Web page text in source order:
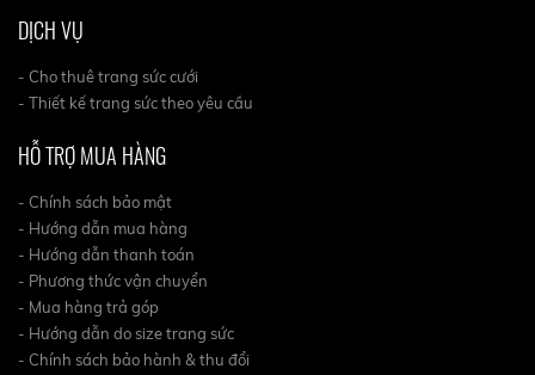
DỊCH VỤ
- Cho thuê trang sức cưới
- Thiết kế trang sức theo yêu cầu
HỖ TRỢ MUA HÀNG
- Chính sách bảo mật
- Hướng dẫn mua hàng
- Hướng dẫn thanh toán
- Phương thức vận chuyển
- Mua hàng trả góp
- Hướng dẫn do size trang sức
- Chính sách bảo hành & thu đổi